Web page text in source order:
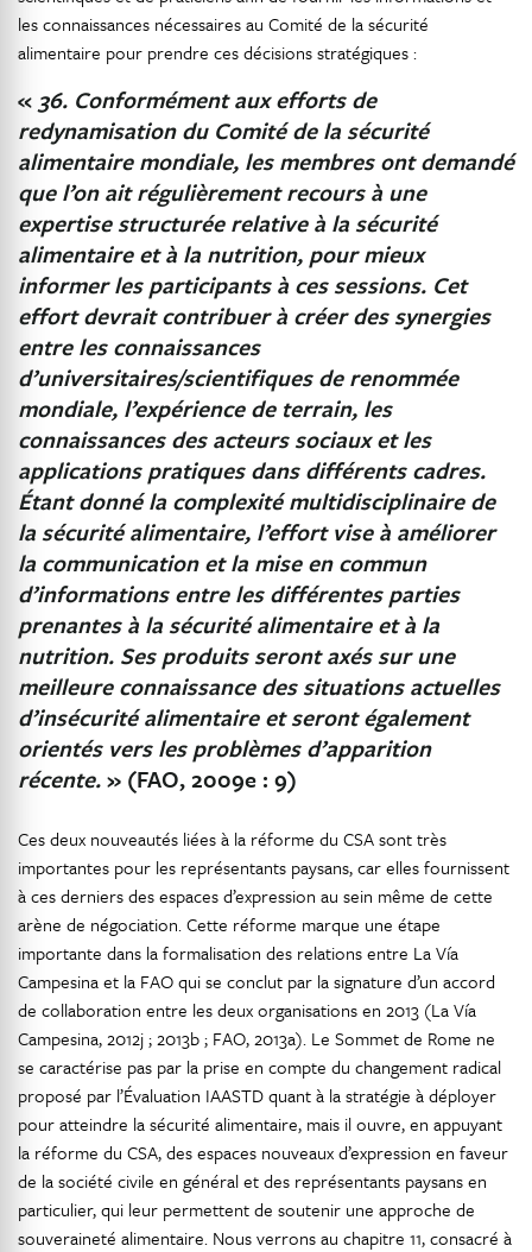
les connaissances nécessaires au Comité de la sécurité
alimentaire pour prendre ces décisions stratégiques :
« 36. Conformément aux efforts de
redynamisation du Comité de la sécurité
alimentaire mondiale, les membres ont demandé
que l’on ait régulièrement recours à une
expertise structurée relative à la sécurité
alimentaire et à la nutrition, pour mieux
informer les participants à ces sessions. Cet
effort devrait contribuer à créer des synergies
entre les connaissances
d’universitaires/scientifiques de renommée
mondiale, l’expérience de terrain, les
connaissances des acteurs sociaux et les
applications pratiques dans différents cadres.
Étant donné la complexité multidisciplinaire de
la sécurité alimentaire, l’effort vise à améliorer
la communication et la mise en commun
d’informations entre les différentes parties
prenantes à la sécurité alimentaire et à la
nutrition. Ses produits seront axés sur une
meilleure connaissance des situations actuelles
d’insécurité alimentaire et seront également
orientés vers les problèmes d’apparition
récente.» (FAO, 2009e : 9)
Ces deux nouveautés liées à la réforme du CSA sont très
importantes pour les représentants paysans, car elles fournissent
à ces derniers des espaces d’expression au sein même de cette
arène de négociation. Cette réforme marque une étape
importante dans la formalisation des relations entre La Vía
Campesina et la FAO qui se conclut par la signature d’un accord
de collaboration entre les deux organisations en 2013 (La Vía
Campesina, 2012j ; 2013b ; FAO, 2013a). Le Sommet de Rome ne
se caractérise pas par la prise en compte du changement radical
proposé par l’Évaluation IAASTD quant à la stratégie à déployer
pour atteindre la sécurité alimentaire, mais il ouvre, en appuyant
la réforme du CSA, des espaces nouveaux d’expression en faveur
de la société civile en général et des représentants paysans en
particulier, qui leur permettent de soutenir une approche de
souveraineté alimentaire. Nous verrons au chapitre 11, consacré à